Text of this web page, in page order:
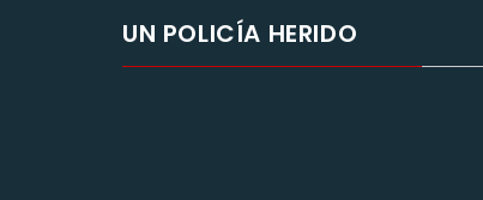
UN POLICÍA HERIDO